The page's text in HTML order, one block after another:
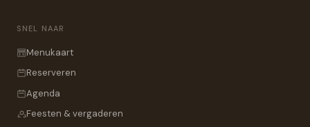
SNEL NAAR
Menukaart
Reserveren
Agenda
Feesten & vergaderen